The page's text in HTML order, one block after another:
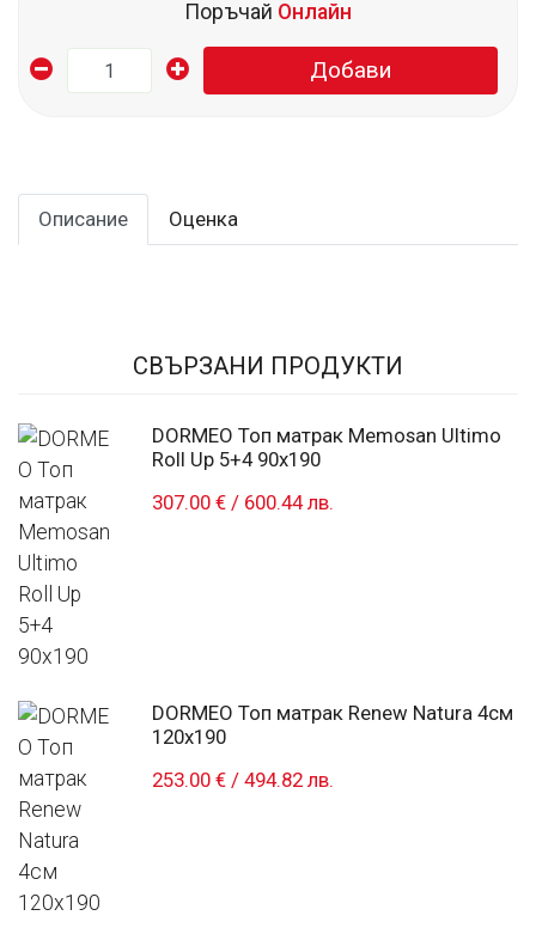
Поръчай Онлайн
Добави
Описание Оценка
СВЪРЗАНИ ПРОДУКТИ
DORMEO Топ матрак Memosan Ultimo
Roll Up 5+4 90x190
307.00 € / 600.44 лв.
DORMEO Топ матрак Renew Natura 4см
120x190
253.00 € / 494.82 лв.